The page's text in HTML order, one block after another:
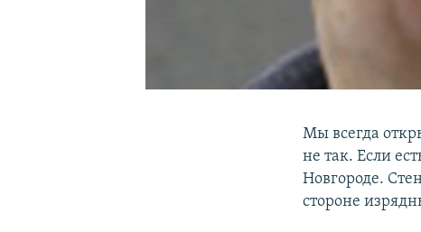
Мы всегда
не так. Если
Новгороде.
стороне